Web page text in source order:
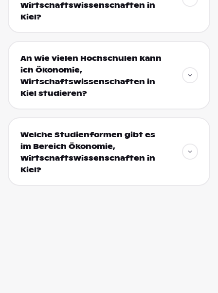
Wirtschaftswissenschaften in
Kiel?
An wie vielen Hochschulen kann
ich Ökonomie,
Wirtschaftswissenschaften in
Kiel studieren?
Welche Studienformen gibt es
im Bereich Ökonomie,
Wirtschaftswissenschaften in
Kiel?